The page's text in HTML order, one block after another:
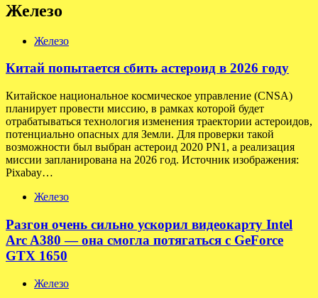
Железо
Железо
Китай попытается сбить астероид в 2026 году
Китайское национальное космическое управление (CNSA)
планирует провести миссию, в рамках которой будет
отрабатываться технология изменения траектории астероидов,
потенциально опасных для Земли. Для проверки такой
возможности был выбран астероид 2020 PN1, а реализация
миссии запланирована на 2026 год. Источник изображения:
Pixabay…
Железо
Разгон очень сильно ускорил видеокарту Intel
Arc A380 — она смогла потягаться с GeForce
GTX 1650
Железо